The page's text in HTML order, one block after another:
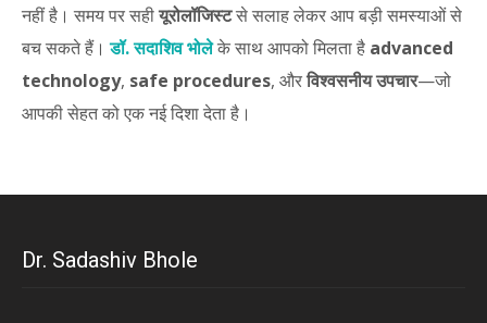
नहीं है। समय पर सहीयूरोलॉजिस्टसे सलाह लेकर आप बड़ी समस्याओं से
बच सकते हैं।डॉ. सदाशिव भोलेके साथ आपको मिलता है advanced
technology, safe procedures, औरविश्वसनीय उपचार—जो
आपकी सेहत को एक नई दिशा देता है।
Dr. Sadashiv Bhole